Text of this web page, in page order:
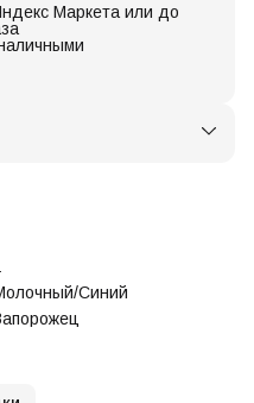
Маркета или до
Синий